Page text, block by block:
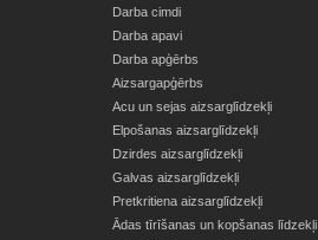
Darba cimdi
Darba apavi
Darba apģērbs
Aizsargapģērbs
Acu un sejas aizsarglīdzekļi
Elpošanas aizsarglīdzekļi
Dzirdes aizsarglīdzekļi
Galvas aizsarglīdzekļi
Pretkritiena aizsarglīdzekļi
Ādas tīrīšanas un kopšanas līdzekļi